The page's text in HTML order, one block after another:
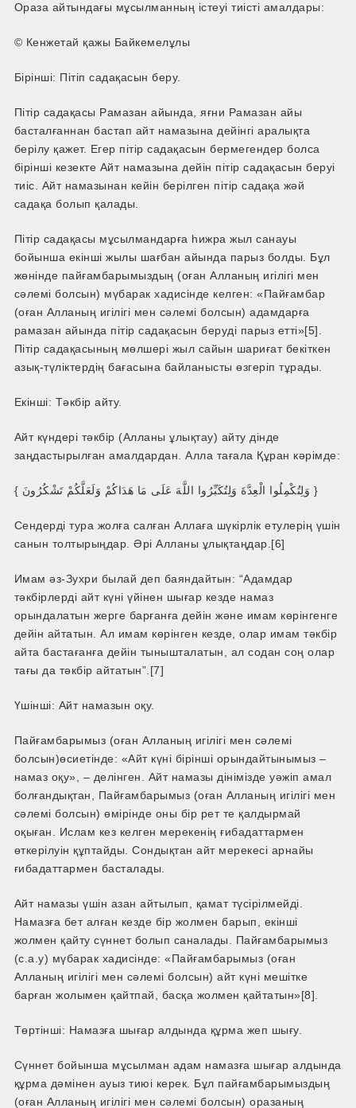
Ораза айтындағы мұсылманның істеуі тиісті амалдары:
© Кенжетай қажы Байкемелұлы
Бірінші: Пітіп садақасын беру.
Пітір садақасы Рамазан айында, яғни Рамазан айы
басталғаннан бастап айт намазына дейінгі аралықта
берілу қажет. Егер пітір садақасын бермегендер болса
бірінші кезекте Айт намазына дейін пітір садақасын беруі
тиіс. Айт намазынан кейін берілген пітір садақа жәй
садақа болып қалады.
Пітір садақасы мұсылмандарға һижра жыл санауы
бойынша екінші жылы шағбан айында парыз болды. Бұл
жөнінде пайғамбарымыздың (оған Алланың игілігі мен
сәлемі болсын) мүбарак хадисінде келген: «Пайғамбар
(оған Алланың игілігі мен сәлемі болсын) адамдарға
рамазан айында пітір садақасын беруді парыз етті»[5].
Пітір садақасының мөлшері жыл сайын шариғат бекіткен
азық-түліктердің бағасына байланысты өзгеріп тұрады.
Екінші: Тәкбір айту.
Айт күндері тәкбір (Алланы ұлықтау) айту дінде
заңдастырылған амалдардан. Алла тағала Құран кәрімде:
{ وَلِتُكْمِلُوا الْعِدَّةَ وَلِتُكَبِّرُوا اللَّهَ عَلَى مَا هَدَاكُمْ وَلَعَلَّكُمْ تَشْكُرُونَ }
Сендерді тура жолға салған Аллаға шүкірлік етулерің үшін
санын толтырыңдар. Әрі Алланы ұлықтаңдар.[6]
Имам әз-Зухри былай деп баяндайтын: “Адамдар
тәкбірлерді айт күні үйінен шығар кезде намаз
орындалатын жерге барғанға дейін және имам көрінгенге
дейін айтатын. Ал имам көрінген кезде, олар имам тәкбір
айта бастағанға дейін тынышталатын, ал содан соң олар
тағы да тәкбір айтатын”.[7]
Үшінші: Айт намазын оқу.
Пайғамбарымыз (оған Алланың игілігі мен сәлемі
болсын)өсиетiнде: «Айт күнi бiрiншi орындайтынымыз –
намаз оқу», – делiнген. Айт намазы дiнiмiзде уәжіп амал
болғандықтан, Пайғамбарымыз (оған Алланың игілігі мен
сәлемі болсын) өмiрiнде оны бiр рет те қалдырмай
оқыған. Ислам кез келген мерекенiң ғибадаттармен
өткерiлуiн құптайды. Сондықтан айт мерекесі арнайы
ғибадаттармен басталады.
Айт намазы үшін азан айтылып, қамат түсірілмейді.
Намазға бет алған кезде бір жолмен барып, екінші
жолмен қайту сүннет болып саналады. Пайғамбарымыз
(с.а.у) мүбарак хадисінде: «Пайғамбарымыз (оған
Алланың игілігі мен сәлемі болсын) айт күні мешітке
барған жолымен қайтпай, басқа жолмен қайтатын»[8].
Төртінші: Намазға шығар алдында құрма жеп шығу.
Сүннет бойынша мұсылман адам намазға шығар алдында
құрма дәмінен ауыз тиюі керек. Бұл пайғамбарымыздың
(оған Алланың игілігі мен сәлемі болсын) оразаның